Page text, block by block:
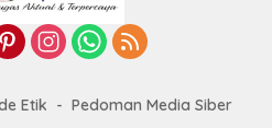
Etik
Pedoman Media Siber